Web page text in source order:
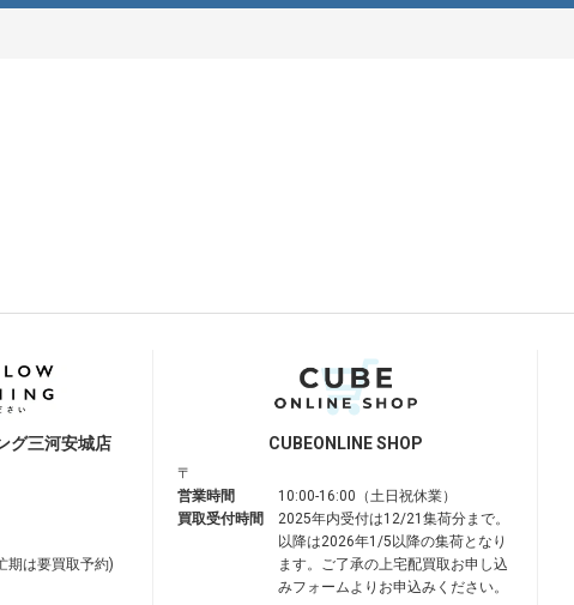
グ三河安城店
は要買取予約)
CUBEONLINE SHOP
〒
営業時間
10:00-16:00（土日祝休業）
買取受付時間
2025年内受付は12/21集荷分まで。
以降は2026年1/5以降の集荷となり
ます。ご了承の上宅配買取お申し込
みフォームよりお申込みください。